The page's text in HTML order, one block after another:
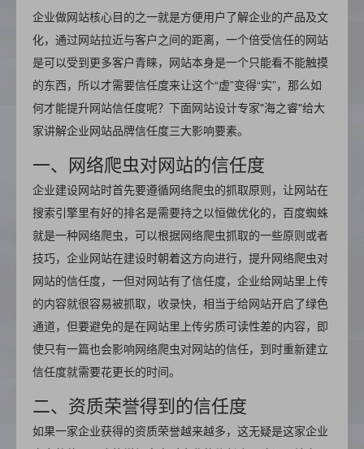
企业做网站核心目的之一就是方便用户了解企业的产品及文
化，通过网站拉近与客户之间的距离，一个倍受信任的网站
是可以受到更多客户青睐，网站本身是一个只能看不能触摸
的东西，所以才需要信任度来让这个“虚”变得“实”，那么如
何才能提升网站信任度呢？下面网站设计专家"海之睿"给大
家讲解企业网站品牌信任度三大影响要素。
一、网络爬虫对网站的信任度
企业建设网站时首先要遵循网络爬虫的抓取原则，让网站在
搜索引擎里有好的排名是需要持之以恒做优化的，百度蜘蛛
就是一种网络爬虫，可以根据网络爬虫抓取的一些原则或者
技巧，企业网站在建设时朝着这方向进行，提升网络爬虫对
网站的信任度，一但对网站有了信任度，企业给网站里上传
的内容就很容易被抓取，收录快，相当于给网站开启了绿色
通道，但要避免的是在网站里上传劣质可读性差的内容，即
使只有一篇也会影响网络爬虫对网站的信任，到时重新建立
信任度就需要花更长的时间。
二、资质荣誉得到的信任度
如果一家企业获得的资质荣誉越来越多，这无疑是这家企业